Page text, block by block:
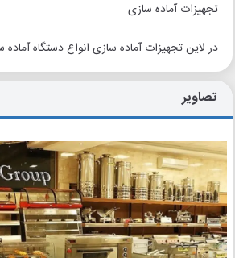
تجهیزات آماده سازی
در لاین تجهیزات آماده سازی انواع دستگاه آماده
تصاویر